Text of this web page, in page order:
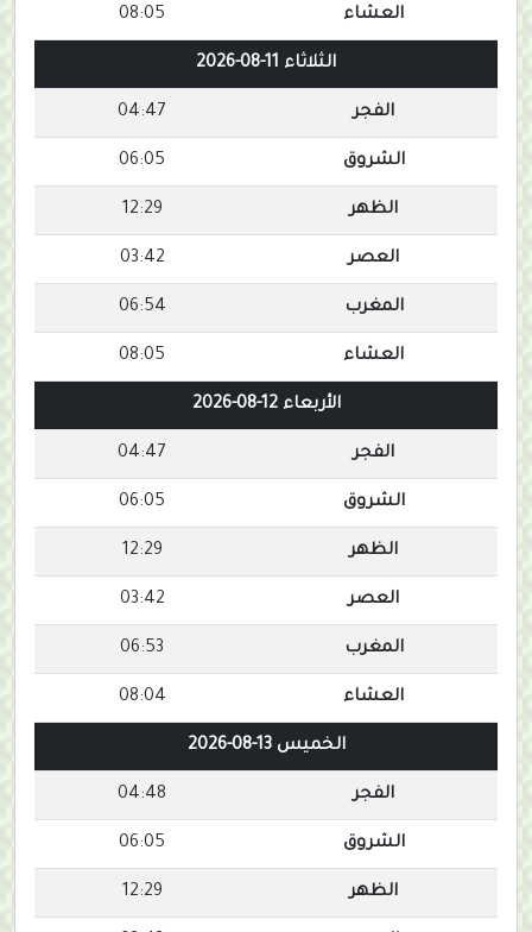
العشاء 08:05
الثلاثاء 11-08-2026
الفجر 04:47
الشروق 06:05
الظهر 12:29
العصر 03:42
المغرب 06:54
العشاء 08:05
الأربعاء 12-08-2026
الفجر 04:47
الشروق 06:05
الظهر 12:29
العصر 03:42
المغرب 06:53
العشاء 08:04
الخميس 13-08-2026
الفجر 04:48
الشروق 06:05
الظهر 12:29